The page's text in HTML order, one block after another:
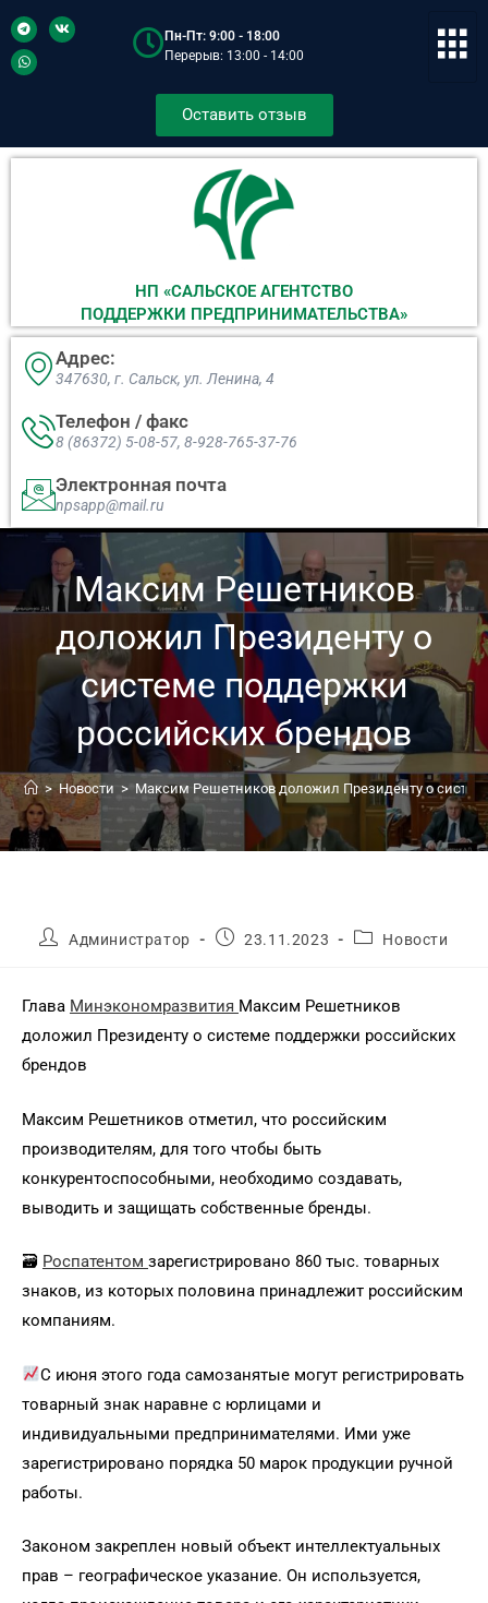
Пн-Пт: 9:00 - 18:00
Перерыв: 13:00 - 14:00
Оставить отзыв
НП «САЛЬСКОЕ АГЕНТСТВО
ПОДДЕРЖКИ ПРЕДПРИНИМАТЕЛЬСТВА»
Адрес:
347630, г. Сальск, ул. Ленина, 4​
Телефон / факс
8 (86372) 5-08-57, 8-928-765-37-76
Электронная почта
npsapp@mail.ru
Максим Решетников
доложил Президенту о
системе поддержки
российских брендов
> Новости > Максим Решетников доложил Президенту о
Администратор 23.11.2023 Новости
Глава Минэкономразвития Максим Решетников
доложил Президенту о системе поддержки российских
брендов
Максим Решетников отметил, что российским
производителям, для того чтобы быть
конкурентоспособными, необходимо создавать,
выводить и защищать собственные бренды.
🗃 Роспатентом зарегистрировано 860 тыс. товарных
знаков, из которых половина принадлежит российским
компаниям.
С июня этого года самозанятые могут регистрировать
товарный знак наравне с юрлицами и
индивидуальными предпринимателями. Ими уже
зарегистрировано порядка 50 марок продукции ручной
работы.
Законом закреплен новый объект интеллектуальных
прав – географическое указание. Он используется,